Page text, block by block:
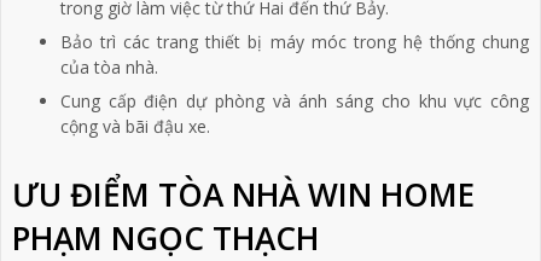
trong giờ làm việc từ thứ Hai đến thứ Bảy.
Bảo trì các trang thiết bị máy móc trong hệ thống chung
của tòa nhà.
Cung cấp điện dự phòng và ánh sáng cho khu vực công
cộng và bãi đậu xe.
ƯU ĐIỂM TÒA NHÀ WIN HOME
PHẠM NGỌC THẠCH